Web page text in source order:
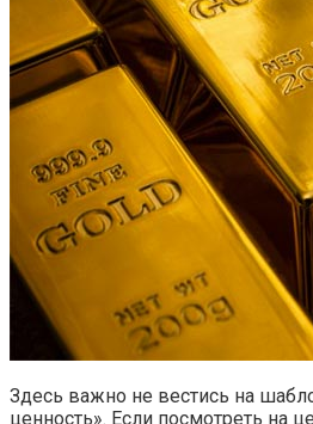
Здесь важно не вестись на
ценность». Если посмотреть на